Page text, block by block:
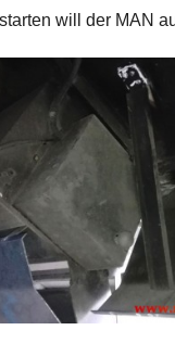
will der MAN